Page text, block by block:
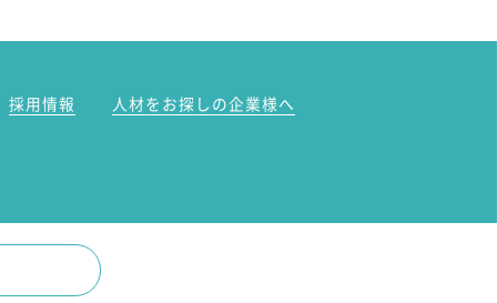
採用情報 人材をお探しの企業様へ